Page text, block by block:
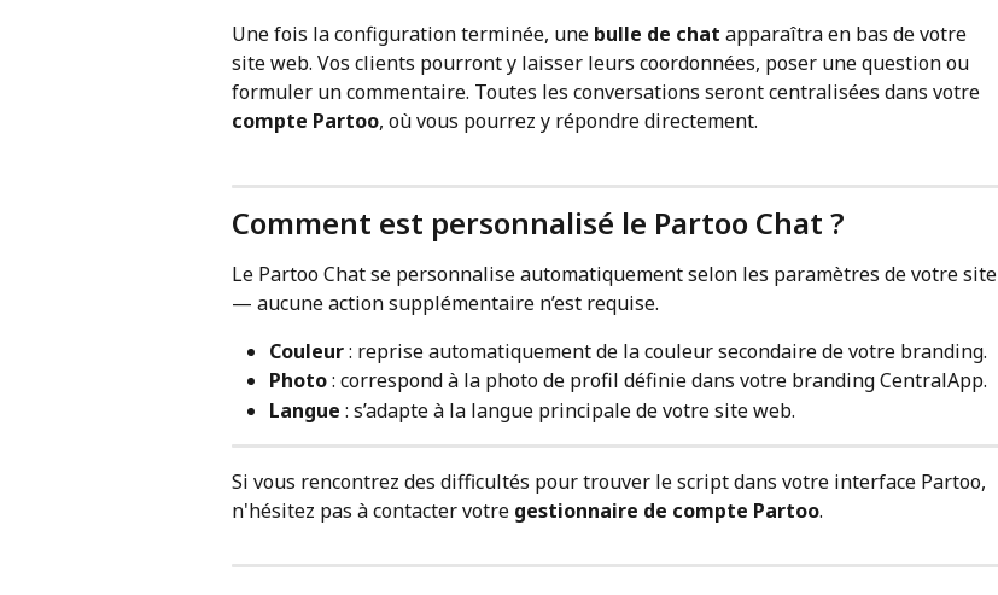
Une fois la configuration terminée, une bulle de chat apparaîtra en bas de votre
site web. Vos clients pourront y laisser leurs coordonnées, poser une question ou
formuler un commentaire. Toutes les conversations seront centralisées dans votre
compte Partoo, où vous pourrez y répondre directement.
Comment est personnalisé le Partoo Chat ?
Le Partoo Chat se personnalise automatiquement selon les paramètres de votre site
— aucune action supplémentaire n’est requise.
Couleur : reprise automatiquement de la couleur secondaire de votre branding.
Photo : correspond à la photo de profil définie dans votre branding CentralApp.
Langue : s’adapte à la langue principale de votre site web.
Si vous rencontrez des difficultés pour trouver le script dans votre interface Partoo,
n'hésitez pas à contacter votre gestionnaire de compte Partoo.